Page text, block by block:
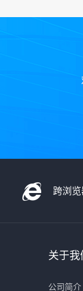
跨浏
关于我
公司简介